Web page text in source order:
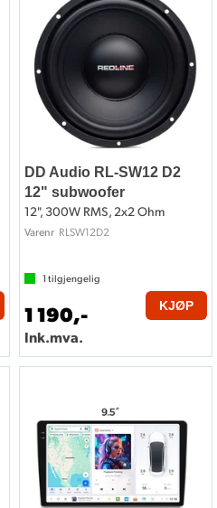
DD Audio RL-SW12 D2
12" subwoofer
12", 300W RMS, 2x2 Ohm
Varenr RLSW12D2
1 tilgjengelig
1 190,-
Ink.mva.
KJØP